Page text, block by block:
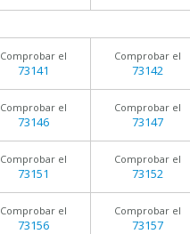
Comprobar el
73141
Comprobar el
73142
Comprobar el
73146
Comprobar el
73147
Comprobar el
73151
Comprobar el
73152
Comprobar el
73156
Comprobar el
73157